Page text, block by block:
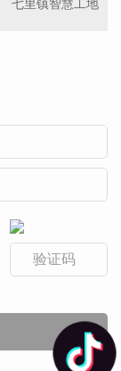
七里镇智慧工地